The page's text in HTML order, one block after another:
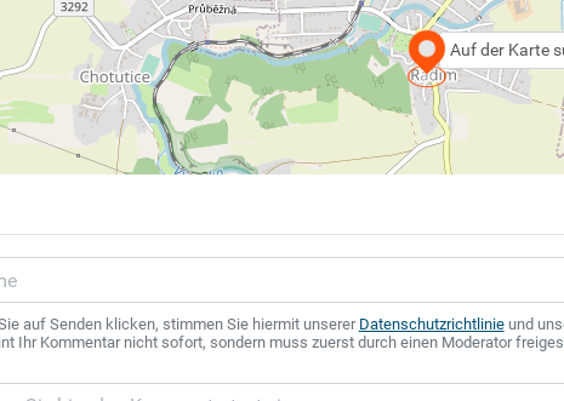
Auf der Karte
auf Senden klicken, stimmen Sie hiermit unserer Datenschutzrichtlinieund
Ihr Kommentar nicht sofort, sondern muss zuerst durch einen Moderator